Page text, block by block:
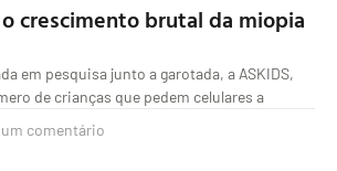
crescimento brutal da miopia
em pesquisa junto a garotada, a ASKIDS,
de crianças que pedem celulares a
comentário